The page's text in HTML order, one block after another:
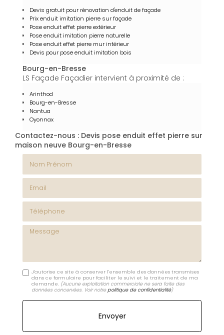
Devis gratuit pour rénovation d'enduit de façade
Prix enduit imitation pierre sur façade
Pose enduit effet pierre extérieur
Pose enduit imitation pierre naturelle
Pose enduit effet pierre mur intérieur
Devis pour pose enduit imitation bois
Bourg-en-Bresse
LS Façade Façadier intervient à proximité de :
Arinthod
Bourg-en-Bresse
Nantua
Oyonnax
Contactez-nous : Devis pose enduit effet pierre sur
maison neuve Bourg-en-Bresse
Email
Téléphone
Message
J'autorise ce site à conserver l'ensemble des données transmises
dans ce formulaire pour faciliter le suivi et le traitement de ma
demande. (Aucune exploitation commerciale ne sera faite des
données concervées. Voir notrepolitique de confidentialité)